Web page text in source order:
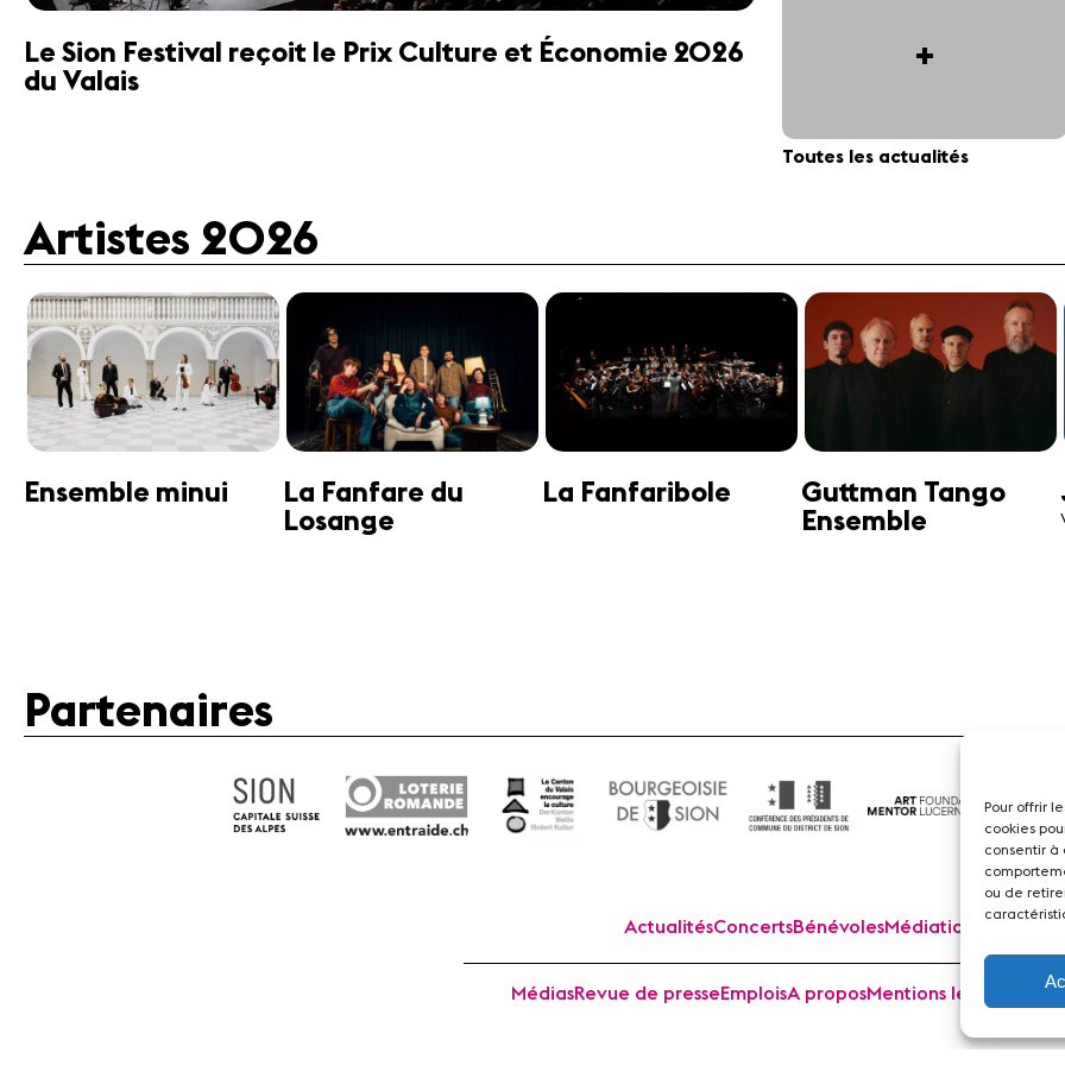
Pour offrir
cookies
consentir à
ou de
Le Sion Festival reçoit le Prix Culture et Économie 2026
du Valais
+
Toutes les actualités
Artistes 2026
Guttman Tango
Janine Jansen
Violon
Jonathan Swensen
José-Daniel
Castellon
Partenaires
ActualitésConcertsBénévolesMédiation
MédiasRevue de presseEmploisA proposMentions légales